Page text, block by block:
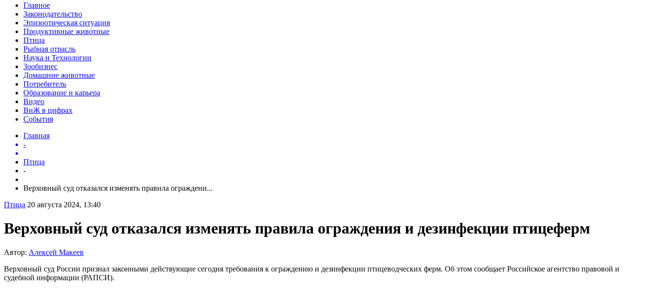
Главное
Законодательство
Эпизоотическая ситуация
Продуктивные животные
Птица
Рыбная отрасль
Наука и Технологии
Зообизнес
Домашние животные
Потребитель
Образование и карьера
Видео
ВиЖ в цифрах
События
Главная
-
Птица
-
Верховный суд отказался изменять правила ограждени...
Птица 20 августа 2024, 13:40
Верховный суд отказался изменять правила ограждения и дезинфекции птицеферм
Автор: Алексей Макеев
Верховный суд России признал законными действующие сегодня требования к ограждению и дезинфекции птицеводческих ферм. Об этом сообщает Российское агентство правовой и
судебной информации (РАПСИ).